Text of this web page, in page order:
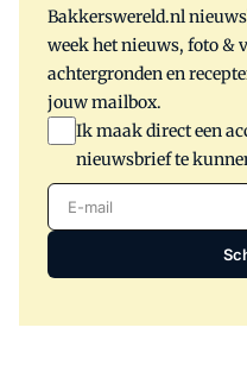
Bakkerswereld.nl
week het nieuws, foto &
achtergronden en
jouw mailbox.
Ik maak direct een
nieuwsbrief te
E-mail